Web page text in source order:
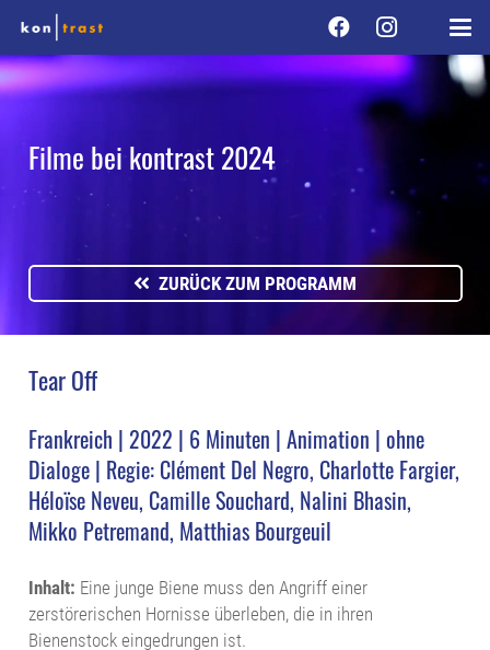
Filme bei kontrast 2024
ZURÜCK ZUM PROGRAMM
Tear Off
Frankreich | 2022 | 6 Minuten | Animation | ohne
Dialoge | Regie: Clément Del Negro, Charlotte Fargier,
Héloïse Neveu, Camille Souchard, Nalini Bhasin,
Mikko Petremand, Matthias Bourgeuil
Inhalt: Eine junge Biene muss den Angriff einer
zerstörerischen Hornisse überleben, die in ihren
Bienenstock eingedrungen ist.